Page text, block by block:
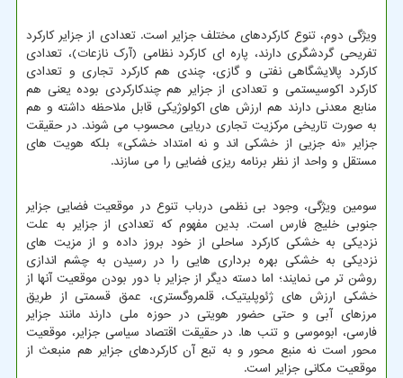
ویژگی دوم، تنوع کارکردهای مختلف جزایر است. تعدادی از جزایر کارکرد
تفریحی گردشگری دارند، پاره ای کارکرد نظامی (آرک نازعات)، تعدادی
کارکرد پالایشگاهی نفتی و گازی، چندی هم کارکرد تجاری و تعدادی
کارکرد اکوسیستمی و تعدادی از جزایر هم چندکارکردی بوده یعنی هم
منابع معدنی دارند هم ارزش های اکولوژیکی قابل ملاحظه داشته و هم
به صورت تاریخی مرکزیت تجاری دریایی محسوب می شوند. در حقیقت
جزایر «نه جزیی از خشکی اند و نه امتداد خشکی» بلکه هویت های
مستقل و واحد از نظر برنامه ریزی فضایی را می سازند.
سومین ویژگی، وجود بی نظمی درباب تنوع در موقعیت فضایی جزایر
جنوبی خلیج فارس است. بدین مفهوم که تعدادی از جزایر به علت
نزدیکی به خشکی کارکرد ساحلی از خود بروز داده و از مزیت های
نزدیکی به خشکی بهره برداری هایی را در رسیدن به چشم اندازی
روشن تر می نمایند؛ اما دسته دیگر از جزایر با دور بودن موقعیت آنها از
خشکی ارزش های ژئوپلیتیک، قلمروگستری، عمق قسمتی از طریق
مرزهای آبی و حتی حضور هویتی در حوزه ملی دارند مانند جزایر
فارسی، ابوموسی و تنب ها. در حقیقت اقتصاد سیاسی جزایر، موقعیت
محور است نه منبع محور و به تبع آن کارکردهای جزایر هم منبعث از
موقعیت مکانی جزایر است.